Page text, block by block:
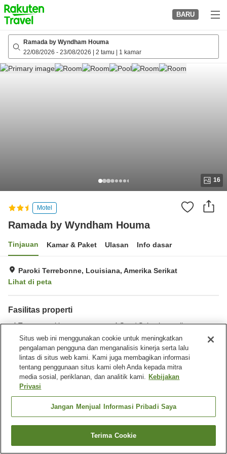
to
top
page
BARU
Ramada by Wyndham Houma
22/08/2026 - 23/08/2026 2 tamu 1 kamar
16
Motel
Ramada by Wyndham Houma
Tinjauan Kamar & Paket Ulasan Info dasar
Paroki Terrebonne, Louisiana, Amerika Serikat
Lihat di peta
Fasilitas properti
Tempat parkir
Spa / Salon kecantikan
Restoran
Benar-benar bebas rokok
Beranda Amerika Serikat Louisiana
Paroki Terrebonne
Ramada by Wyndham Houma
Cari kamar
Situs web ini menggunakan cookie untuk meningkatkan
pengalaman pengguna dan menganalisis kinerja serta lalu
lintas di situs web kami. Kami juga membagikan informasi
tentang penggunaan situs kami oleh Anda kepada mitra
media sosial, periklanan, dan analitik kami. Kebijakan
Privasi
Jangan Menjual Informasi Pribadi Saya
Terima Cookie